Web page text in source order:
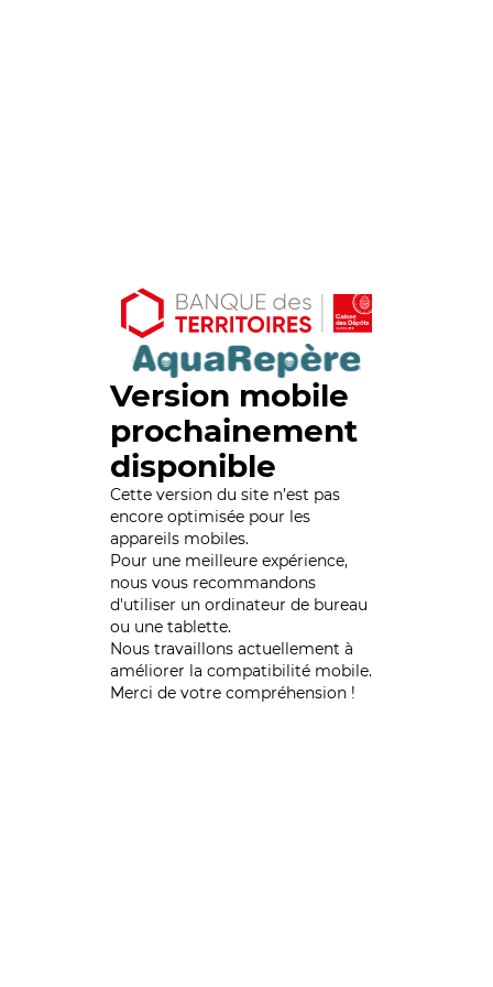
Version mobile
prochainement
disponible
Cette version du site n’est pas
encore optimisée pour les
appareils mobiles.
Pour une meilleure expérience,
nous vous recommandons
d'utiliser un ordinateur de bureau
ou une tablette.
Nous travaillons actuellement à
améliorer la compatibilité mobile.
Merci de votre compréhension !